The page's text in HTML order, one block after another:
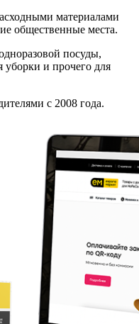
материалами
общественные места.
посуды,
уборки и прочего для
с 2008 года.